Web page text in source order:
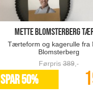
Mette Blomsterberg
Tærteform og kagerulle fra
Blomsterberg
Førpris389,-
SPAR 50%